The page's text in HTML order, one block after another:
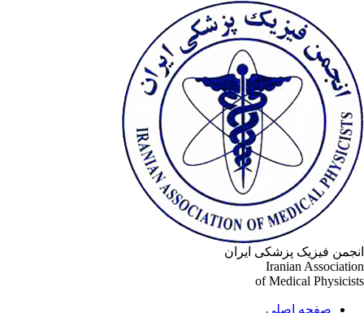
فیزیک پزشکی ایران
Iranian
of Medical
صفحه اصلی